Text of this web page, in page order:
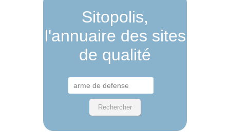
Sitopolis,
l'annuaire des sites
de qualité